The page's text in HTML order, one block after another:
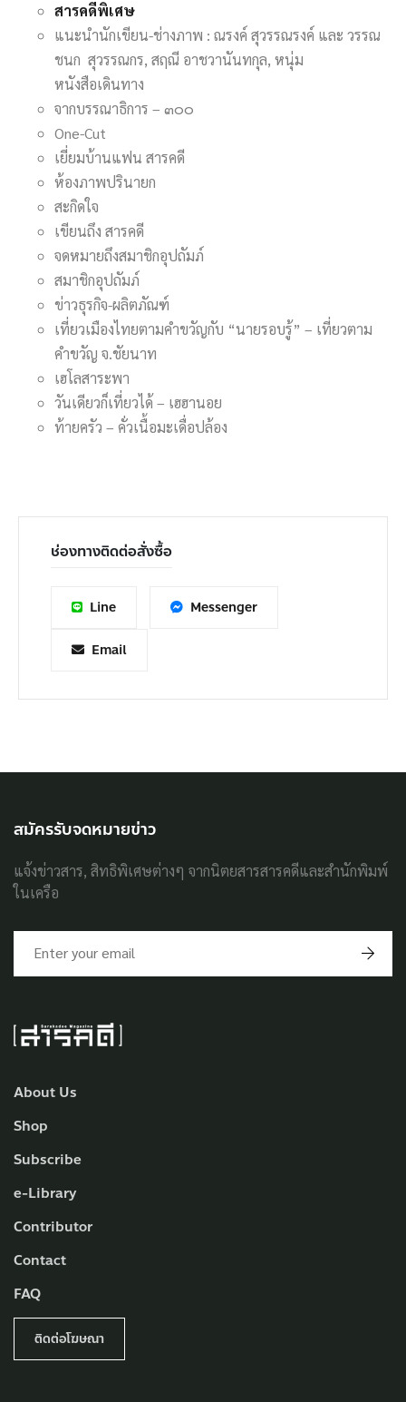
สารคดีพิเศษ
แนะนำนักเขียน-ช่างภาพ : ณรงค์ สุวรรณรงค์ และ วรรณ
ชนก สุวรรณกร, สฤณี อาชวานันทกุล, หนุ่ม
หนังสือเดินทาง
จากบรรณาธิการ – ๓๐๐
One-Cut
เยี่ยมบ้านแฟน สารคดี
ห้องภาพปรินายก
สะกิดใจ
เขียนถึง สารคดี
จดหมายถึงสมาชิกอุปถัมภ์
สมาชิกอุปถัมภ์
ข่าวธุรกิจ-ผลิตภัณฑ์
เที่ยวเมืองไทยตามคำขวัญกับ “นายรอบรู้” – เที่ยวตาม
คำขวัญ จ.ชัยนาท
เฮโลสาระพา
วันเดียวก็เที่ยวได้ – เฮฮานอย
ท้ายครัว – คั่วเนื้อมะเดื่อปล้อง
ช่องทางติดต่อสั่งซื้อ
Line Messenger
Email
About Us
Shop
Subscribe
e-Library
Contributor
Contact
FAQ
ติดต่อโฆษณา
สมัครรับจดหมายข่าว
แจ้งข่าวสาร, สิทธิพิเศษต่างๆ จากนิตยสารสารคดีและสำนักพิมพ์
ในเครือ